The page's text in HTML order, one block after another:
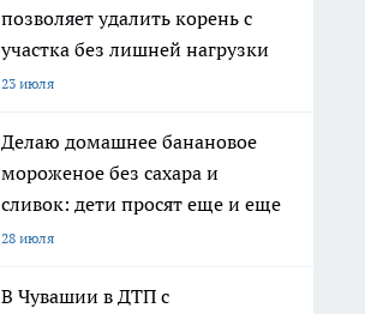
позволяет удалить корень с
участка без лишней нагрузки
23 июля
Делаю домашнее банановое
мороженое без сахара и
сливок: дети просят еще и еще
28 июля
В Чувашии в ДТП с